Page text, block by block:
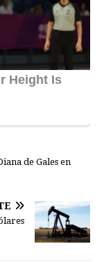
de Gales en